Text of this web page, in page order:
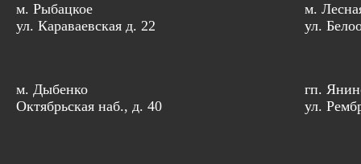
м. Рыбацкое
ул. Караваевская д. 22
м.
ул.
м. Дыбенко
Октябрьская наб., д. 40
гп.
ул.